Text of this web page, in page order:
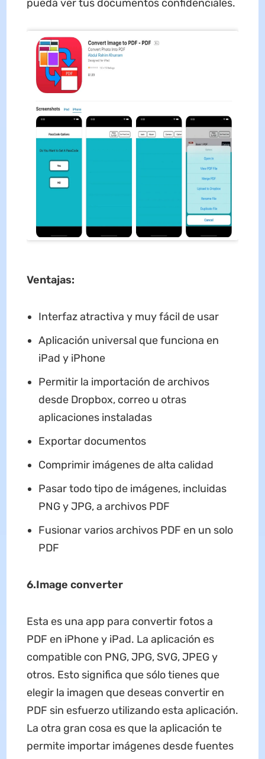
pueda ver tus documentos confidenciales.
Ventajas:
Interfaz atractiva y muy fácil de usar
Aplicación universal que funciona en
iPad y iPhone
Permitir la importación de archivos
desde Dropbox, correo u otras
aplicaciones instaladas
Exportar documentos
Comprimir imágenes de alta calidad
Pasar todo tipo de imágenes, incluidas
PNG y JPG, a archivos PDF
Fusionar varios archivos PDF en un solo
PDF
6.Image converter
Esta es una app para convertir fotos a
PDF en iPhone y iPad. La aplicación es
compatible con PNG, JPG, SVG, JPEG y
otros. Esto significa que sólo tienes que
elegir la imagen que deseas convertir en
PDF sin esfuerzo utilizando esta aplicación.
La otra gran cosa es que la aplicación te
permite importar imágenes desde fuentes